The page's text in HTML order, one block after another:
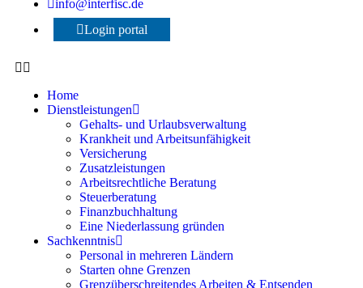
info@interfisc.de
Login portal
Home
Dienstleistungen
Gehalts- und Urlaubsverwaltung
Krankheit und Arbeitsunfähigkeit
Versicherung
Zusatzleistungen
Arbeitsrechtliche Beratung
Steuerberatung
Finanzbuchhaltung
Eine Niederlassung gründen
Sachkenntnis
Personal in mehreren Ländern
Starten ohne Grenzen
Grenzüberschreitendes Arbeiten & Entsenden